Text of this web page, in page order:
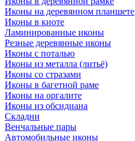
Иконы на деревянном планшете
Иконы в киоте
Ламинированные иконы
Резные деревянные иконы
Иконы с поталью
Иконы из металла (литьё)
Иконы со стразами
Иконы в багетной раме
Иконы на оргалите
Иконы из обсидиана
Складни
Венчальные пары
Автомобильные иконы